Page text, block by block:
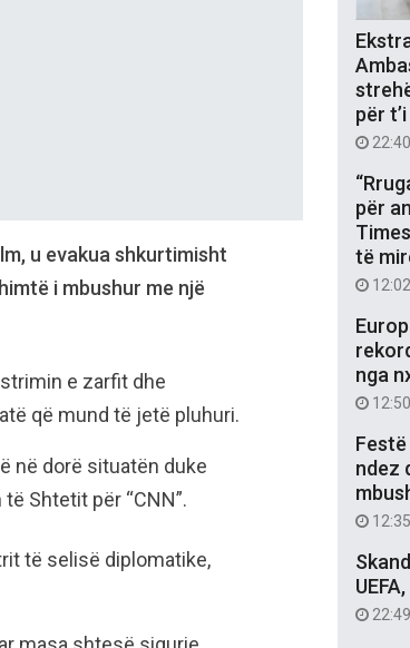
u evakua shkurtimisht
i mbushur me një
e zarfit dhe
që mund të jetë pluhuri.
në dorë situatën duke
Shtetit për “CNN”.
të selisë diplomatike,
për
22:40
për
të
12:02
nga
12:50
ndez
12:35
22:49